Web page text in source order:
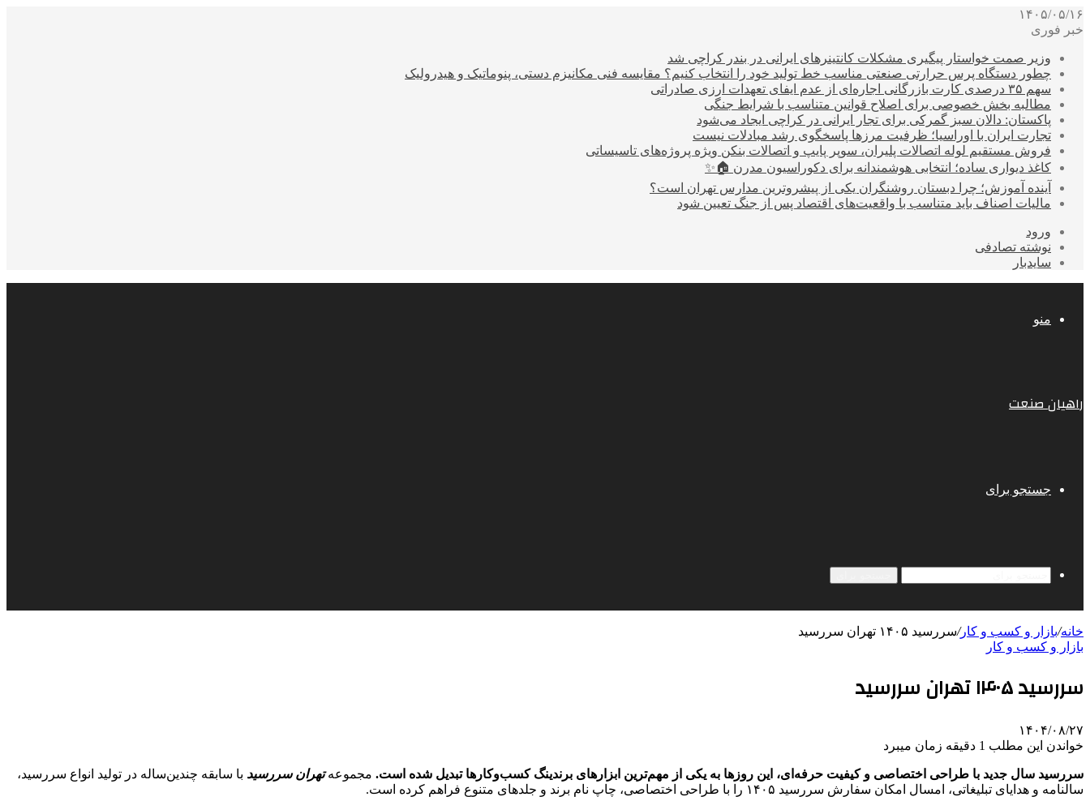
۱۴۰۵/۰۵/۱۶
خبر فوری
وزیر صمت خواستار پیگیری مشکلات کانتینرهای ایرانی در بندر کراچی شد
چطور دستگاه پرس حرارتی صنعتی مناسب خط تولید خود را انتخاب کنیم؟ مقایسه فنی مکانیزم دستی، پنوماتیک و هیدرولیک
سهم ۳۵ درصدی کارت بازرگانی اجاره‌ای از عدم ایفای تعهدات ارزی صادراتی
مطالبه بخش خصوصی برای اصلاح قوانین متناسب با شرایط جنگی
پاکستان: دالان سبز گمرکی برای تجار ایرانی در کراچی ایجاد می‌شود
تجارت ایران با اوراسیا؛ ظرفیت مرزها پاسخگوی رشد مبادلات نیست
فروش مستقیم لوله اتصالات پلیران، سوپر پایپ و اتصالات بنکن ویژه پروژه‌های تاسیساتی
کاغذ دیواری ساده؛ انتخابی هوشمندانه برای دکوراسیون مدرن 🏠✨
آینده آموزش؛ چرا دبستان روشنگران یکی از پیشروترین مدارس تهران است؟
مالیات اصناف باید متناسب با واقعیت‌های اقتصاد پس از جنگ تعیین شود
ورود
نوشته تصادفی
سایدبار
منو
راهیان صنعت
جستجو برای
خانه/بازار و کسب و کار/سررسید ۱۴۰۵ تهران سررسید
بازار و کسب و کار
سررسید ۱۴۰۵ تهران سررسید
۱۴۰۴/۰۸/۲۷
خواندن این مطلب 1 دقیقه زمان میبرد
سررسید سال جدید با طراحی اختصاصی و کیفیت حرفه‌ای، این روزها به یکی از مهم‌ترین ابزارهای برندینگ کسب‌وکارها تبدیل شده است. مجموعهتهران سررسید با سابقه چندین‌ساله در تولید انواع سررسید،
سالنامه و هدایای تبلیغاتی، امسال امکان سفارش سررسید ۱۴۰۵ را با طراحی اختصاصی، چاپ نام برند و جلدهای متنوع فراهم کرده است.